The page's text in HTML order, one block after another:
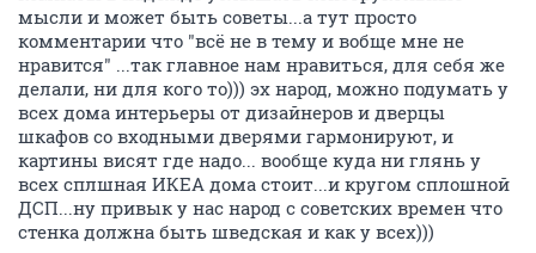
мысли и может быть советы...а тут просто
комментарии что "всё не в тему и вобще мне не
нравится" ...так главное нам нравиться, для себя же
делали, ни для кого то))) эх народ, можно подумать у
всех дома интерьеры от дизайнеров и дверцы
шкафов со входными дверями гармонируют, и
картины висят где надо... вообще куда ни глянь у
всех сплшная ИКЕА дома стоит...и кругом сплошной
ДСП...ну привык у нас народ с советских времен что
стенка должна быть шведская и как у всех)))